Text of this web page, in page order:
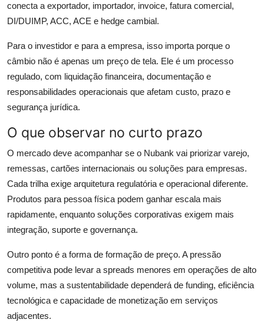
conecta a exportador, importador, invoice, fatura comercial,
DI/DUIMP, ACC, ACE e hedge cambial.
Para o investidor e para a empresa, isso importa porque o
câmbio não é apenas um preço de tela. Ele é um processo
regulado, com liquidação financeira, documentação e
responsabilidades operacionais que afetam custo, prazo e
segurança jurídica.
O que observar no curto prazo
O mercado deve acompanhar se o Nubank vai priorizar varejo,
remessas, cartões internacionais ou soluções para empresas.
Cada trilha exige arquitetura regulatória e operacional diferente.
Produtos para pessoa física podem ganhar escala mais
rapidamente, enquanto soluções corporativas exigem mais
integração, suporte e governança.
Outro ponto é a forma de formação de preço. A pressão
competitiva pode levar a spreads menores em operações de alto
volume, mas a sustentabilidade dependerá de funding, eficiência
tecnológica e capacidade de monetização em serviços
adjacentes.